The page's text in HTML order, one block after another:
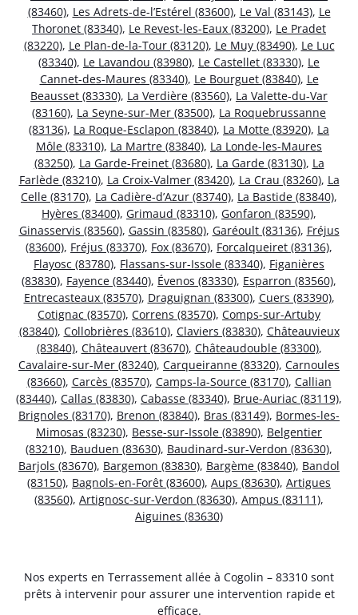
(83460), Les Adrets-de-l’Estérel (83600), Le Val (83143), Le
Thoronet (83340), Le Revest-les-Eaux (83200), Le Pradet
(83220), Le Plan-de-la-Tour (83120), Le Muy (83490), Le Luc
(83340), Le Lavandou (83980), Le Castellet (83330), Le
Cannet-des-Maures (83340), Le Bourguet (83840), Le
Beausset (83330), La Verdière (83560), La Valette-du-Var
(83160), La Seyne-sur-Mer (83500), La Roquebrussanne
(83136), La Roque-Esclapon (83840), La Motte (83920), La
Môle (83310), La Martre (83840), La Londe-les-Maures
(83250), La Garde-Freinet (83680), La Garde (83130), La
Farlède (83210), La Croix-Valmer (83420), La Crau (83260), La
Celle (83170), La Cadière-d’Azur (83740), La Bastide (83840),
Hyères (83400), Grimaud (83310), Gonfaron (83590),
Ginasservis (83560), Gassin (83580), Garéoult (83136), Fréjus
(83600), Fréjus (83370), Fox (83670), Forcalqueiret (83136),
Flayosc (83780), Flassans-sur-Issole (83340), Figanières
(83830), Fayence (83440), Évenos (83330), Esparron (83560),
Entrecasteaux (83570), Draguignan (83300), Cuers (83390),
Cotignac (83570), Correns (83570), Comps-sur-Artuby
(83840), Collobrières (83610), Claviers (83830), Châteauvieux
(83840), Châteauvert (83670), Châteaudouble (83300),
Cavalaire-sur-Mer (83240), Carqueiranne (83320), Carnoules
(83660), Carcès (83570), Camps-la-Source (83170), Callian
(83440), Callas (83830), Cabasse (83340), Brue-Auriac (83119),
Brignoles (83170), Brenon (83840), Bras (83149), Bormes-les-
Mimosas (83230), Besse-sur-Issole (83890), Belgentier
(83210), Bauduen (83630), Baudinard-sur-Verdon (83630),
Barjols (83670), Bargemon (83830), Bargème (83840), Bandol
(83150), Bagnols-en-Forêt (83600), Aups (83630), Artigues
(83560), Artignosc-sur-Verdon (83630), Ampus (83111),
Aiguines (83630)
Nos experts en Terrassement allée à Cogolin – 83310 sont
prêts à intervenir pour assurer une intervention rapide et
efficace.